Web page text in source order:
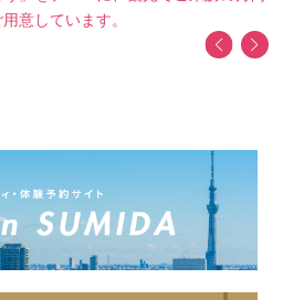
意しています。